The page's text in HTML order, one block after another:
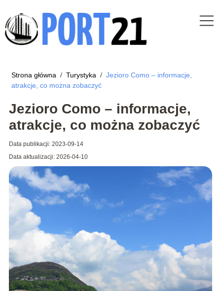
Strona główna / Turystyka / Jezioro Como – informacje,
atrakcje, co można zobaczyć
Jezioro Como – informacje,
atrakcje, co można zobaczyć
Data publikacji: 2023-09-14
Data aktualizacji: 2026-04-10